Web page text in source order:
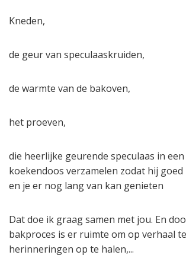
Kneden,
de geur van speculaaskruiden,
de warmte van de bakoven,
het proeven,
die heerlijke geurende speculaas in
koekendoos verzamelen zodat hij
en je er nog lang van kan genieten
Dat doe ik graag samen met jou. En
bakproces is er ruimte om op verhaal
herinneringen op te halen,...